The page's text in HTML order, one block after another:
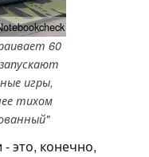
60
игры,
тихом
это, конечно,